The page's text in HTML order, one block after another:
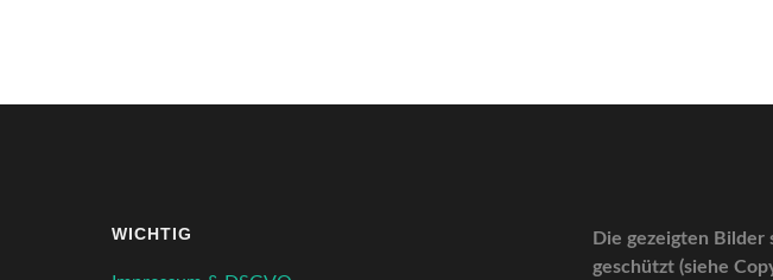
WICHTIG
Die gezeigten Bilder
geschützt (siehe